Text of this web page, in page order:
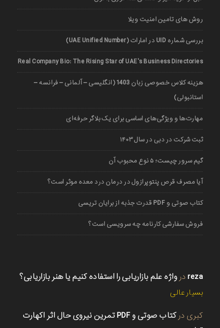
روش های تامین امنیت ویلا
بررسی شماره UID در امارات (UAE Unified Number)
Real Company Bio: The Rising Star of UAE’s Business Directories
هزینه کلاس خصوصی زبان 1403 (انگلیسی – آلمانی – فرانسه –
استانبولی)
مهارت‌ها و ویژگی‌های اساسی برای یک بلاگر حرفه‌ای
ثبت شرکت در دبی در سال ۱۴۰۳
گیم سرور چیست؛ ۵ نوع محبوب آن
آیا مصرف قرص پنتوپرازول در درمان درد معده موثر است؟
کتاب صوتی و PDF قدرت جذبه از برایان تریسی
فروش سفارشی کارنامه چه سرویسی است؟
reza در واژه علم بازاریابی را استفاده کنیم یا هنر بازاریابی؟
بسیار عالی
کبری در
کتاب صوتی و PDF تمرین نیروی حال اثر اکهارت